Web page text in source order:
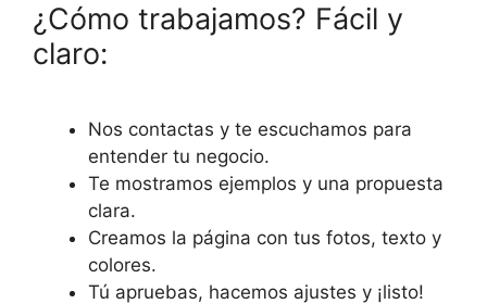
¿Cómo trabajamos? Fácil y
claro:
Nos contactas y te escuchamos para
entender tu negocio.
Te mostramos ejemplos y una propuesta
clara.
Creamos la página con tus fotos, texto y
colores.
Tú apruebas, hacemos ajustes y ¡listo!